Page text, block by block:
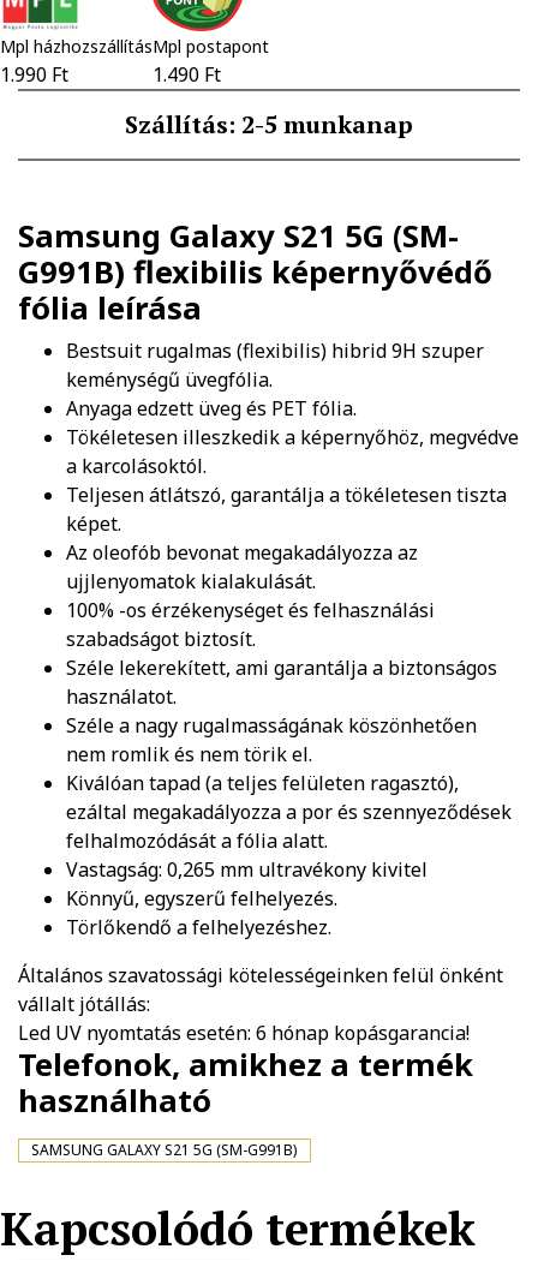
Mpl házhozszállítás
1.990 Ft
Mpl postapont
1.490 Ft
Szállítás: 2-5 munkanap
Samsung Galaxy S21 5G (SM-
G991B) flexibilis képernyővédő
fólia leírása
Bestsuit rugalmas (flexibilis) hibrid 9H szuper
keménységű üvegfólia.
Anyaga edzett üveg és PET fólia.
Tökéletesen illeszkedik a képernyőhöz, megvédve
a karcolásoktól.
Teljesen átlátszó, garantálja a tökéletesen tiszta
képet.
Az oleofób bevonat megakadályozza az
ujjlenyomatok kialakulását.
100% -os érzékenységet és felhasználási
szabadságot biztosít.
Széle lekerekített, ami garantálja a biztonságos
használatot.
Széle a nagy rugalmasságának köszönhetően
nem romlik és nem törik el.
Kiválóan tapad (a teljes felületen ragasztó),
ezáltal megakadályozza a por és szennyeződések
felhalmozódását a fólia alatt.
Vastagság: 0,265 mm ultravékony kivitel
Könnyű, egyszerű felhelyezés.
Törlőkendő a felhelyezéshez.
Általános szavatossági kötelességeinken felül önként
vállalt jótállás:
Led UV nyomtatás esetén: 6 hónap kopásgarancia!
Telefonok, amikhez a termék
használható
SAMSUNG GALAXY S21 5G (SM-G991B)
Kapcsolódó termékek